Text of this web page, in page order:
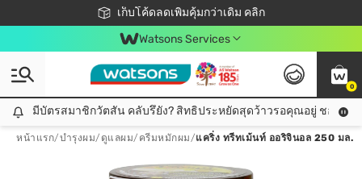
เก็บโค้ดลดเพิ่มคุ้มกว่าเดิม คลิก
ชอปออนไลน์ครั้งแรก ลดเพิ่มจุก ๆ 10%! 🎉
📦ส่งฟรี! เมื่อชอป 499฿
สมาชิกวัตสัน คลับดียังไง?
Watsons Services
0
มีบัตรสมาชิกวัตสัน คลับรึยัง? สิทธิประหยัดสุดว้าวรอคุณอยู่ ชอปคุ้มกว่าเดิม คลิก!
มีบัตรสมาชิกวัตสัน คลับรึยัง? สิทธิประหยัดสุดว้าวรอคุณอยู่ ชอปคุ้มก
หน้าแรก/บำรุงผม/ ดูแลผม/ ครีมหมักผม/แคริ่ง ทรีทเม้นท์ ออริจินอล 250 มล.